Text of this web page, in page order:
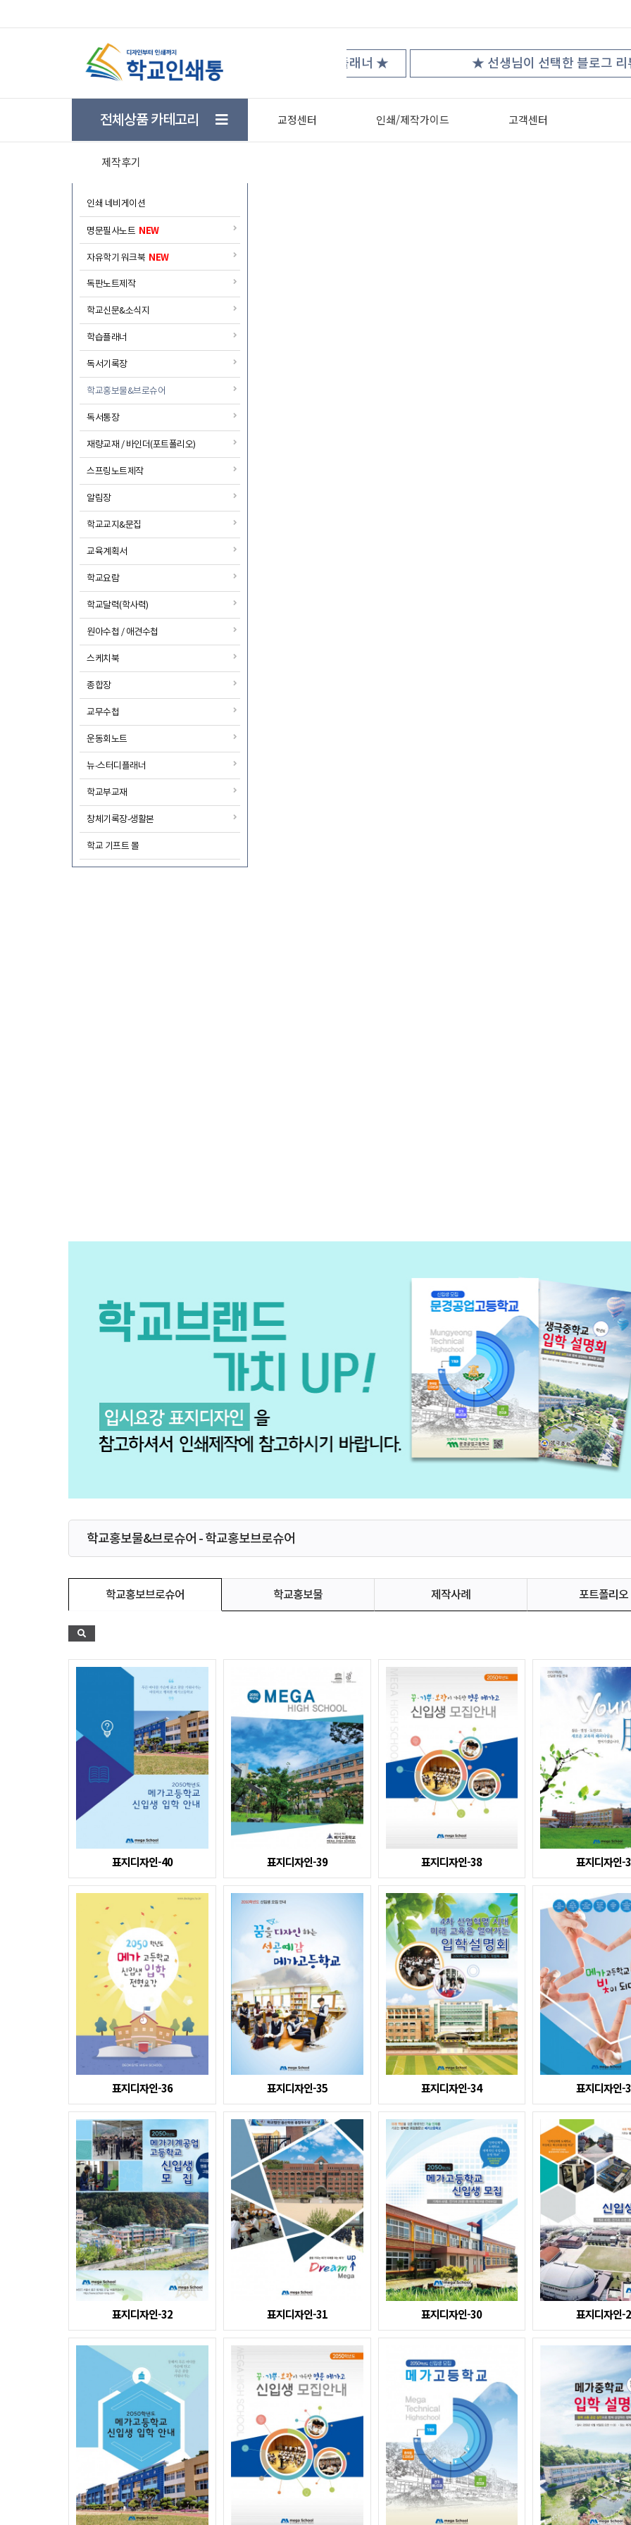
★ 학생들의 자기주도 학습을 돕기위한 학습플래너 ★ ★ 선생님이 선택한 블로그 리뷰!! ★
전체상품 카테고리
인쇄 네비게이션
명문필사노트 NEW
자유학기 워크북 NEW
독판노트제작
학교신문&소식지
학습플래너
독서기록장
학교홍보물&브로슈어
독서통장
재량교재 / 바인더(포트폴리오)
스프링노트제작
알림장
학교교지&문집
교육계획서
학교요람
학교달력(학사력)
원아수첩 / 애견수첩
스케치북
종합장
교무수첩
운동회노트
뉴-스터디플래너
학교부교재
창체기록장-생활본
학교 기프트 몰
교정센터 인쇄/제작가이드 고객센터
제작후기
학교홍보물&브로슈어 - 학교홍보브로슈어
학교홍보브로슈어 학교홍보물 제작사례 포트폴리오
표지디자인-40 표지디자인-39 표지디자인-38 표지디자인-
표지디자인-36 표지디자인-35 표지디자인-34 표지디자인-
표지디자인-32 표지디자인-31 표지디자인-30 표지디자인-